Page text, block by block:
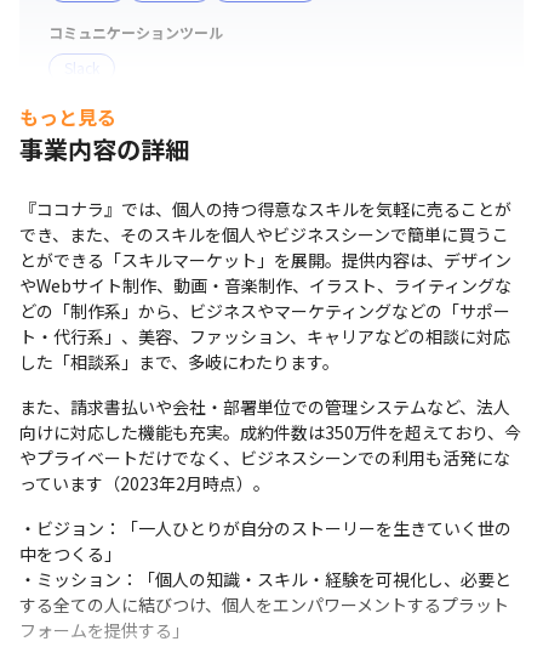
コミュニケーションツール
Slack
もっと見る
事業内容の詳細
『ココナラ』では、個人の持つ得意なスキルを気軽に売ることが
でき、また、そのスキルを個人やビジネスシーンで簡単に買うこ
とができる「スキルマーケット」を展開。提供内容は、デザイン
やWebサイト制作、動画・音楽制作、イラスト、ライティングな
どの「制作系」から、ビジネスやマーケティングなどの「サポー
ト・代行系」、美容、ファッション、キャリアなどの相談に対応
した「相談系」まで、多岐にわたります。
また、請求書払いや会社・部署単位での管理システムなど、法人
向けに対応した機能も充実。成約件数は350万件を超えており、今
やプライベートだけでなく、ビジネスシーンでの利用も活発にな
っています（2023年2月時点）。
・ビジョン：「一人ひとりが自分のストーリーを生きていく世の
中をつくる」
・ミッション：「個人の知識・スキル・経験を可視化し、必要と
する全ての人に結びつけ、個人をエンパワーメントするプラット
フォームを提供する」